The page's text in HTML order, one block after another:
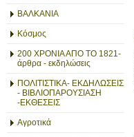
ΒΑΛΚΑΝΙΑ
Κόσμος
200 ΧΡΟΝΙΑ ΑΠΟ ΤΟ 1821-
άρθρα - εκδηλώσεις
ΠΟΛΙΤΙΣΤΙΚΑ- ΕΚΔΗΛΩΣΕΙΣ
- ΒΙΒΛΙΟΠΑΡΟΥΣΙΑΣΗ
-ΕΚΘΕΣΕΙΣ
Αγροτικά